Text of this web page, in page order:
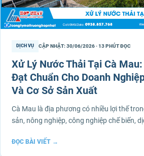
DỊCH VỤ CẬP NHẬT: 30/06/2026 · 13 PHÚT ĐỌC
Xử Lý Nước Thải Tại Cà
Đạt Chuẩn Cho Doanh
Và Cơ Sở Sản Xuất
Cà Mau là địa phương có nhiều lợi thế
sản, nông nghiệp, công nghiệp chế biến,
ĐỌC BÀI VIẾT →